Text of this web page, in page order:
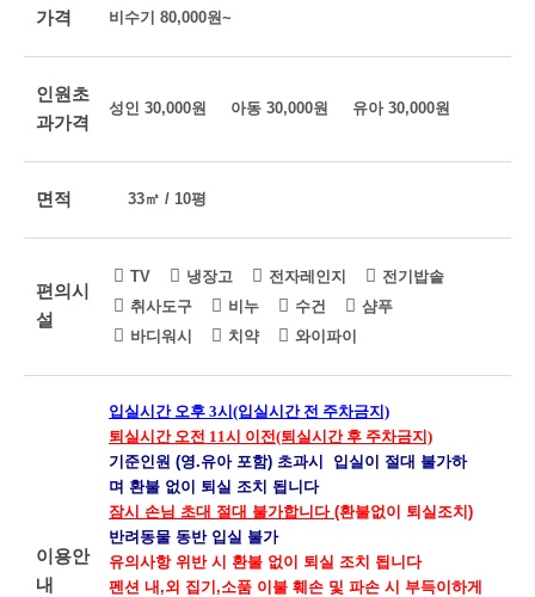
가격 비수기 80,000원~
인원초
과가격
성인 30,000원 아동 30,000원 유아 30,000원
면적 33㎡ / 10평
편의시
설
TV 냉장고 전자레인지
전기밥솥
취사도구
비누 수건
샴푸
바디워시
치약 와이파이
이용안
내
입실시간 오후 3시(입실시간 전 주차금지)
퇴실시간 오전 11시 이전(퇴실시간 후 주차금지)
기준인원 (영.유아 포함) 초과시
입실이 절대 불가하
며 환불 없이 퇴실 조치 됩니다
잠시 손님 초대 절대 불가합니다 (환불없이 퇴실조치)
반려동물 동반 입실 불가
유의사항 위반 시 환불 없이 퇴실 조치 됩니다
펜션 내,외 집기,소품 이불 훼손 및 파손 시 부득이하게